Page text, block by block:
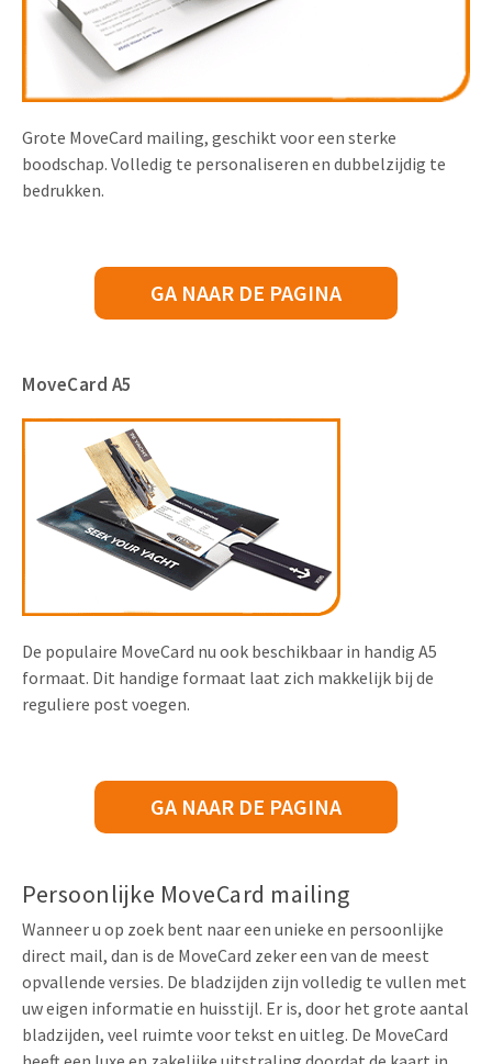
Grote MoveCard mailing, geschikt voor een sterke
boodschap. Volledig te personaliseren en dubbelzijdig te
bedrukken.
GA NAAR DE PAGINA
MoveCard A5
De populaire MoveCard nu ook beschikbaar in handig A5
formaat. Dit handige formaat laat zich makkelijk bij de
reguliere post voegen.
GA NAAR DE PAGINA
Persoonlijke MoveCard mailing
Wanneer u op zoek bent naar een unieke en persoonlijke
direct mail, dan is de MoveCard zeker een van de meest
opvallende versies. De bladzijden zijn volledig te vullen met
uw eigen informatie en huisstijl. Er is, door het grote aantal
bladzijden, veel ruimte voor tekst en uitleg. De MoveCard